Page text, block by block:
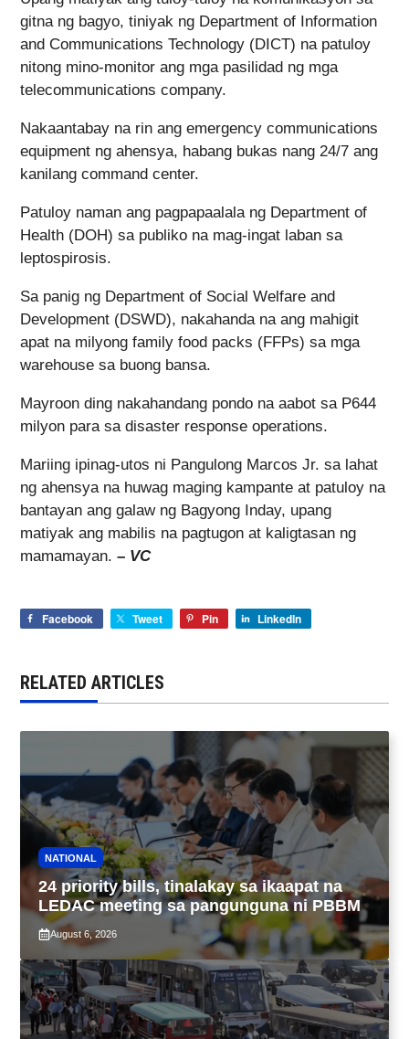
gitna ng bagyo, tiniyak ng Department of Information
and Communications Technology (DICT) na patuloy
nitong mino-monitor ang mga pasilidad ng mga
telecommunications company.
Nakaantabay na rin ang emergency communications
equipment ng ahensya, habang bukas nang 24/7 ang
kanilang command center.
Patuloy naman ang pagpapaalala ng Department of
Health (DOH) sa publiko na mag-ingat laban sa
leptospirosis.
Sa panig ng Department of Social Welfare and
Development (DSWD), nakahanda na ang mahigit
apat na milyong family food packs (FFPs) sa mga
warehouse sa buong bansa.
Mayroon ding nakahandang pondo na aabot sa P644
milyon para sa disaster response operations.
Mariing ipinag-utos ni Pangulong Marcos Jr. sa lahat
ng ahensya na huwag maging kampante at patuloy na
bantayan ang galaw ng Bagyong Inday, upang
matiyak ang mabilis na pagtugon at kaligtasan ng
mamamayan. – VC
Facebook Tweet Pin LinkedIn
RELATED ARTICLES
NATIONAL
24 priority bills, tinalakay sa ikaapat na
LEDAC meeting sa pangunguna ni PBBM
August 6, 2026